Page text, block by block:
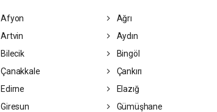
Afyon Ağrı
Artvin Aydın
Bilecik Bingöl
Çanakkale Çankırı
Edirne Elazığ
Giresun Gümüşhane